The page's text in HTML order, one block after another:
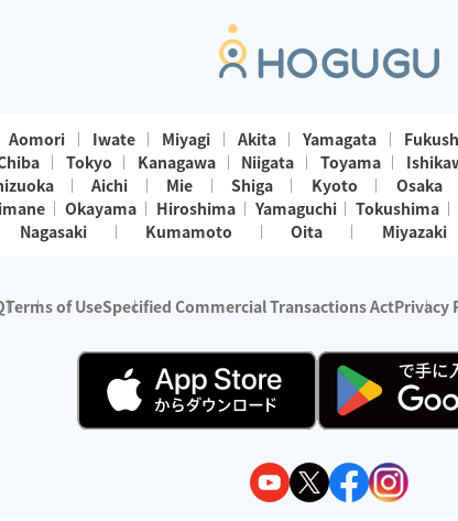
Aomori Iwate Miyagi Akita Yamagata
Tokyo Kanagawa Niigata Toyama
Aichi Mie Shiga Kyoto Osaka
Okayama Hiroshima Yamaguchi Tokushima
Nagasaki Kumamoto Oita Miyazaki
Terms of UseSpecified Commercial Transactions ActPrivacy